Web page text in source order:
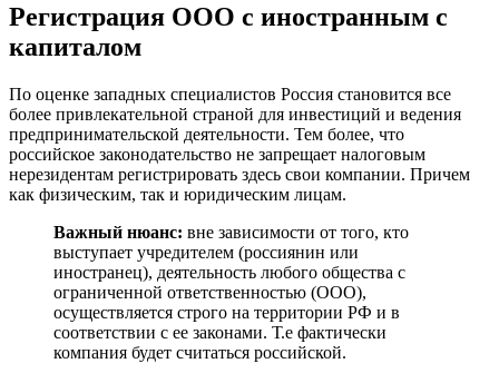
Регистрация ООО с иностранным с
капиталом
По оценке западных специалистов Россия становится все
более привлекательной страной для инвестиций и ведения
предпринимательской деятельности. Тем более, что
российское законодательство не запрещает налоговым
нерезидентам регистрировать здесь свои компании. Причем
как физическим, так и юридическим лицам.
Важный нюанс: вне зависимости от того, кто
выступает учредителем (россиянин или
иностранец), деятельность любого общества с
ограниченной ответственностью (ООО),
осуществляется строго на территории РФ и в
соответствии с ее законами. Т.е фактически
компания будет считаться российской.